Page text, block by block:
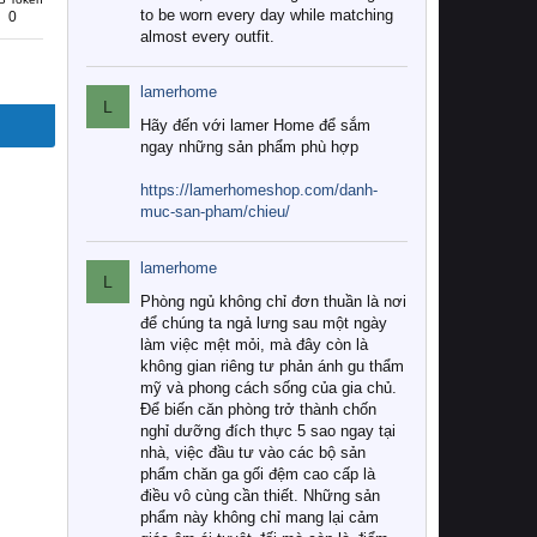
0
to be worn every day while matching
almost every outfit.
L
lamerhome
Hãy đến với lamer Home để sắm
ngay những sản phẩm phù hợp
https://lamerhomeshop.com/danh-
muc-san-pham/chieu/
L
lamerhome
Phòng ngủ không chỉ đơn thuần là nơi
để chúng ta ngả lưng sau một ngày
làm việc mệt mỏi, mà đây còn là
không gian riêng tư phản ánh gu thẩm
mỹ và phong cách sống của gia chủ.
Để biến căn phòng trở thành chốn
nghỉ dưỡng đích thực 5 sao ngay tại
nhà, việc đầu tư vào các bộ sản
phẩm chăn ga gối đệm cao cấp là
điều vô cùng cần thiết. Những sản
phẩm này không chỉ mang lại cảm